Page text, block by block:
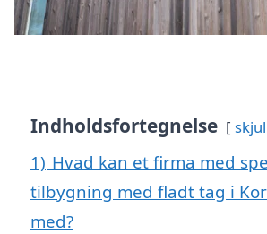
Indholdsfortegnelse skjul
1) Hvad kan et firma med
tilbygning med fladt tag i
med?